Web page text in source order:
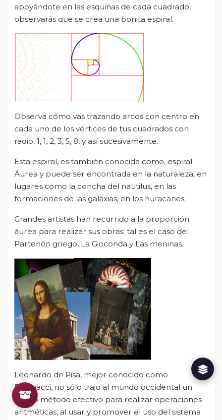
apoyándote en las esquinas de cada cuadrado,
observarás que se crea una bonita espiral.
Observa cómo vas trazando arcos con centro en
cada uno de los vértices de tus cuadrados con
radio, 1, 1, 2, 3, 5, 8, y así sucesivamente.
Esta espiral, es también conocida como, espiral
Áurea y puede ser encontrada en la naturaleza, en
lugares como la concha del nautilus, en las
formaciones de las galaxias, en los huracanes.
Grandes artistas han recurrido a la proporción
áurea para realizar sus obras; tal es el caso del
Partenón griego, La Gioconda y Las meninas.
Leonardo de Pisa, mejor conocido como
Fibonacci, no sólo trajo al mundo occidental un
nuevo método efectivo para realizar operaciones
aritméticas, al usar y promover el uso del sistema